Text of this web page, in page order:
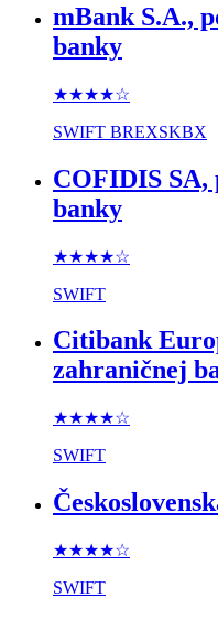
mBank S.A.,
banky
★★★★☆
SWIFT BREXSKBX
COFIDIS SA,
banky
★★★★☆
SWIFT
Citibank
zahraničnej
★★★★☆
SWIFT
★★★★☆
SWIFT